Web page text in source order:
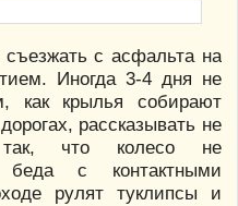
с асфальта на
Иногда 3-4 дня не
как крылья собирают
рассказывать не
что колесо не
беда с контактными
рулят туклипсы и